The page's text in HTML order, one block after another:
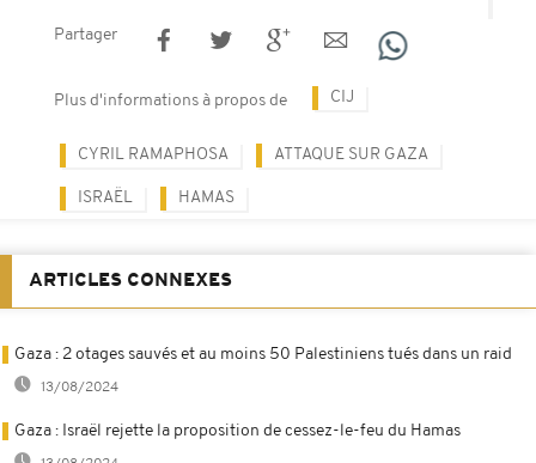
Partager
Plus d'informations à propos de CIJ
CYRIL RAMAPHOSA ATTAQUE SUR GAZA
ISRAËL HAMAS
ARTICLES CONNEXES
Gaza : 2 otages sauvés et au moins 50 Palestiniens tués dans un raid
13/08/2024
Gaza : Israël rejette la proposition de cessez-le-feu du Hamas